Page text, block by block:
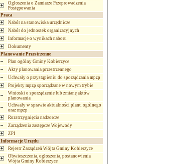
Ogłoszenia o Zamiarze Przeprowadzenia
Postępowania
Praca
Nabór na stanowiska urzędnicze
Nabór do jednostek organizacyjnych
Informacje o wynikach naboru
Dokumenty
Planowanie Przestrzenne
Plan ogólny Gminy Kobierzyce
Akty planowania przestrzennego
Uchwały o przystąpieniu do sporządzania mpzp
Projekty mpzp sporządzane w nowym trybie
Wnioski o sporządzenie lub zmianę aktów
planowania
Uchwały w sprawie aktualności planu ogólnego
oraz mpzp
Rozstrzygnięcia nadzorcze
Zarządzenia zastępcze Wojewody
ZPI
Informacje Urzędu
Rejestr Zarządzeń Wójta Gminy Kobierzyce
Obwieszczenia, ogłoszenia, postanowienia
Wójta Gminy Kobierzyce